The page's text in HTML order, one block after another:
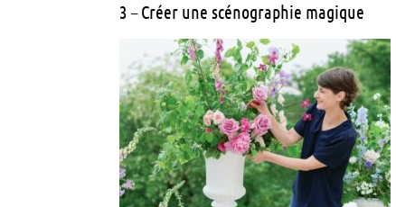
3 – Créer une scénographie magique